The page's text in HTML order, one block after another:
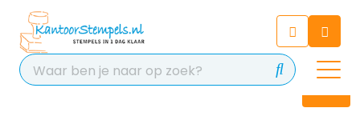
Chat 24/7 met onze chatbot
voor hulp
Contact